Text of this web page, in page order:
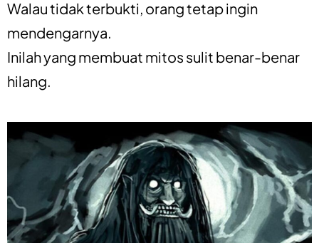
Walau tidak terbukti, orang tetap ingin
mendengarnya.
Inilah yang membuat mitos sulit benar-benar
hilang.